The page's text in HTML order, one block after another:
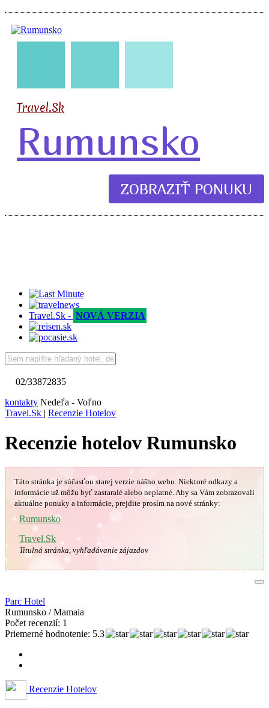
Travel.Sk
Rumunsko
ZOBRAZIŤ PONUKU
Travel.Sk - NOVÁ VERZIA
02/33872835
kontakty Nedeľa - Voľno
Travel.Sk | Recenzie Hotelov
Recenzie hotelov Rumunsko
Táto stránka je súčasťou starej verzie nášho webu. Niektoré odkazy a
informácie už môžu byť zastaralé alebo neplatné.Aby sa Vám zobrazovali
aktuálne ponuky a informácie, prejdite prosím na nové stránky:
Rumunsko
Travel.Sk
Titulná stránka, vyhľadávanie zájazdov
Parc Hotel
Rumunsko / Mamaia
Počet recenzií: 1
Priemerné hodnotenie: 5.3
Recenzie Hotelov